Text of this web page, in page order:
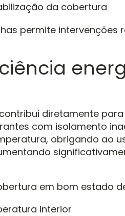
da cobertura
permite intervenções
diretamente
com isolamento
obrigando ao
em bom estado
interior